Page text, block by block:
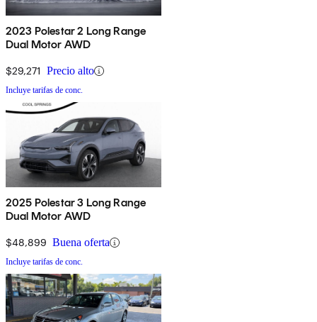
2023 Polestar 2 Long Range
Dual Motor AWD
$29,271 Precio alto
Incluye tarifas de conc.
2025 Polestar 3 Long Range
Dual Motor AWD
$48,899 Buena oferta
Incluye tarifas de conc.